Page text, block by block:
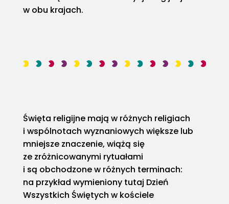
w obu krajach.
Święta religijne mają w różnych religiach
i wspólnotach wyznaniowych większe lub
mniejsze znaczenie, wiążą się
ze zróżnicowanymi rytuałami
i są obchodzone w różnych terminach:
na przykład wymieniony tutaj Dzień
Wszystkich Świętych w kościele